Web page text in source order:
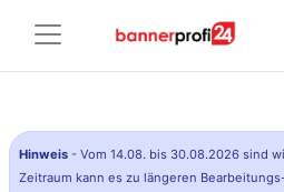
Hinweis - Vom 14.08. bis 30.08.2026 sind
Zeitraum kann es zu längeren